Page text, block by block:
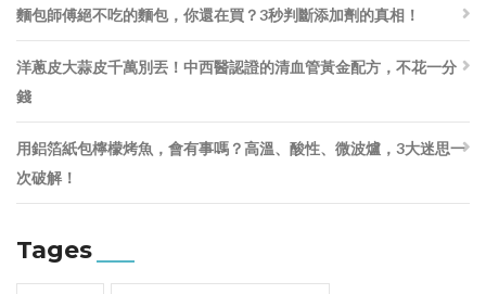
麵包師傅絕不吃的麵包，你還在買？3秒判斷添加劑的真相！
洋蔥皮大蒜皮千萬別丟！中西醫認證的清血管黃金配方，不花一分
錢
用鋁箔紙包檸檬烤魚，會有事嗎？高溫、酸性、微波爐，3大迷思一
次破解！
Tages